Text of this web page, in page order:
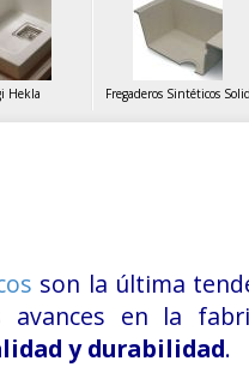
Hekla Fregaderos Sintéticos Solid
son la última
en la
y durabilidad.